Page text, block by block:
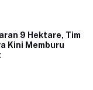
9 Hektare, Tim
Kini Memburu